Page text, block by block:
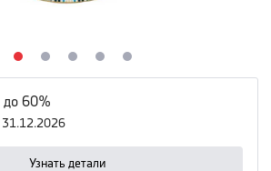
до 60%
31.12.2026
Узнать детали